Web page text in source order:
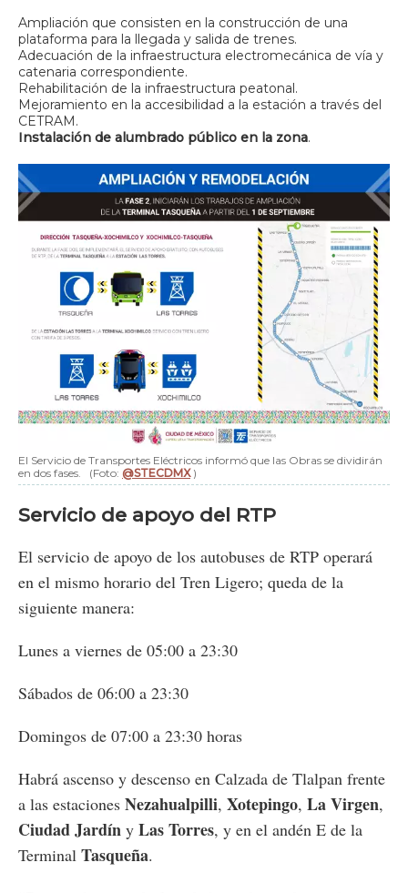
Ampliación que consisten en la construcción de una
plataforma para la llegada y salida de trenes.
Adecuación de la infraestructura electromecánica de vía y
catenaria correspondiente.
Rehabilitación de la infraestructura peatonal.
Mejoramiento en la accesibilidad a la estación a través del
CETRAM.
Instalación de alumbrado público en la zona.
El Servicio de Transportes Eléctricos informó que las Obras se dividirán
en dos fases.
(Foto: @STECDMX )
Servicio de apoyo del RTP
El servicio de apoyo de los autobuses de RTP operará
en el mismo horario del Tren Ligero; queda de la
siguiente manera:
Lunes a viernes de 05:00 a 23:30
Sábados de 06:00 a 23:30
Domingos de 07:00 a 23:30 horas
Habrá ascenso y descenso en Calzada de Tlalpan frente
a las estaciones Nezahualpilli, Xotepingo, La Virgen,
Ciudad Jardín y Las Torres, y en el andén E de la
Terminal Tasqueña.